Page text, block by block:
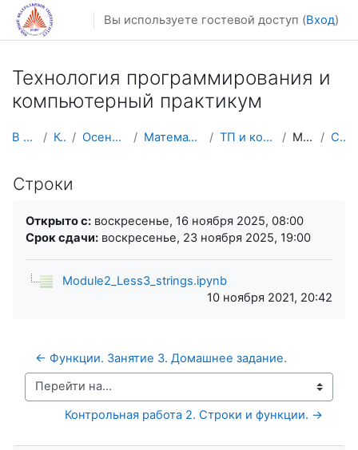
Перейти к основному содержанию
Вы используете гостевой доступ (Вход)
Технология программирования и
компьютерный практикум
В начало Курсы Осенний семестр Математика, механика ТП и комп. практикум Модуль 2 Строки
Строки
Открыто с: воскресенье, 16 ноября 2025, 08:00
Срок сдачи: воскресенье, 23 ноября 2025, 19:00
Module2_Less3_strings.ipynb
10 ноября 2021, 20:42
← Функции. Занятие 3. Домашнее задание.
Перейти на...
Контрольная работа 2. Строки и функции. →